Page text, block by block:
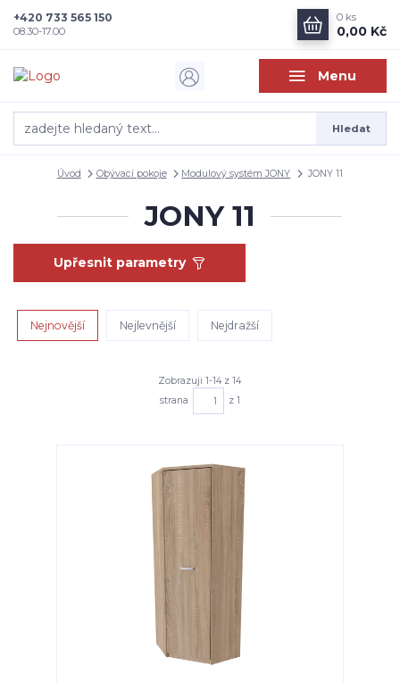
Menu
Hledat
+420 733 565 150
08.30-17.00
0 ks
0,00 Kč
Úvod Obývací pokoje Modulový systém JONY JONY 11
JONY 11
Upřesnit parametry
Nejnovější Nejlevnější Nejdražší
Zobrazuji 1-14 z 14
strana
z 1